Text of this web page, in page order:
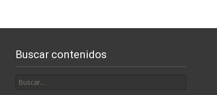
Buscar contenidos
por: